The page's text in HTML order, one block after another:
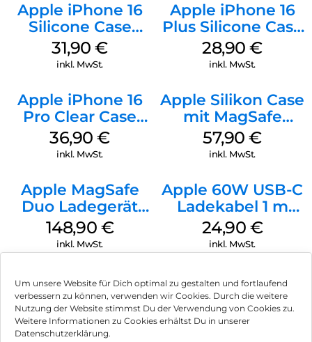
Um unsere Website für Dich optimal zu gestalten und fortlaufend
verbessern zu können, verwenden wir Cookies. Durch die weitere
Nutzung der Website stimmst Du der Verwendung von Cookies zu.
Weitere Informationen zu Cookies erhältst Du in unserer
Datenschutzerklärung.
Apple iPhone 16
Silicone Case
MagSafe Fuchsia
31,90€
inkl. MwSt.
Apple iPhone 16
Plus Silicone Case
MagSafe Black
28,90€
inkl. MwSt.
Apple iPhone 16
Pro Clear Case
MagSafe
Transparent
36,90€
inkl. MwSt.
Apple Silikon Case
mit MagSafe
iPhone 14 Pro
(PRODUCT)RED
57,90€
inkl. MwSt.
Apple MagSafe
Duo Ladegerät
Weiß
148,90 €
inkl. MwSt.
Apple 60W USB-C
Ladekabel 1 m
Weiß
24,90 €
inkl. MwSt.
Impressum